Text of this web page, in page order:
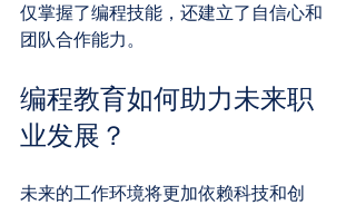
仅掌握了编程技能，还建立了自信心和
团队合作能力。
编程教育如何助力未来职
业发展？
未来的工作环境将更加依赖科技和创